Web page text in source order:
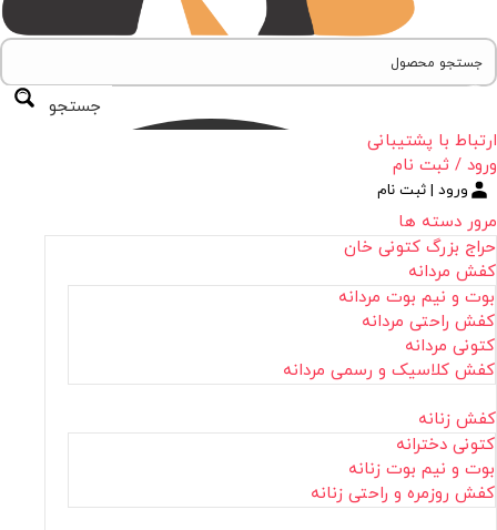
جستجو
ارتباط با پشتیبانی
ورود / ثبت نام
ورود | ثبت نام
مرور دسته ها
حراج بزرگ کتونی خان
کفش مردانه
بوت و نیم بوت مردانه
کفش راحتی مردانه
کتونی مردانه
کفش کلاسیک و رسمی مردانه
کفش زنانه
کتونی دخترانه
بوت و نیم بوت زنانه
کفش روزمره و راحتی زنانه